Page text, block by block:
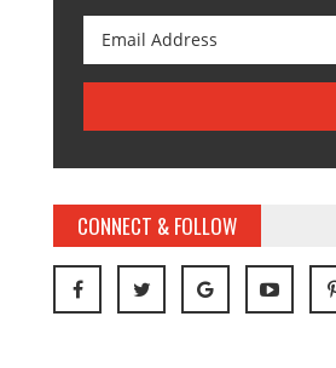
CONNECT & FOLLOW